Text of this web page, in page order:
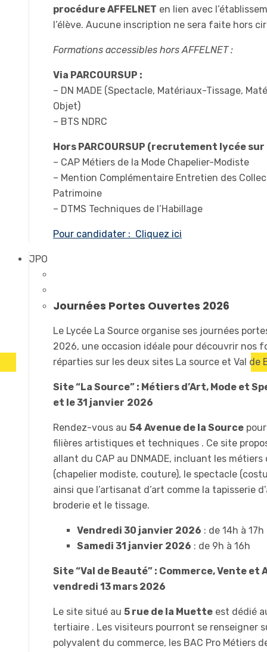
procédure AFFELNET en lien avec
l’élève. Aucune inscription ne sera faite hors
Formations accessibles hors AFFELNET :
Via PARCOURSUP :
– DN MADE (Spectacle, Matériaux-Tissage,
Objet)
– BTS NDRC
Hors PARCOURSUP (recrutement lycée sur
– CAP Métiers de la Mode Chapelier-Modiste
– Mention Complémentaire Entretien des
Patrimoine
– DTMS Techniques de l’Habillage
Pour candidater : Cliquez ici
JPO
Journées Portes Ouvertes 2026
Le Lycée La Source organise ses journées
2026, une occasion idéale pour découvrir nos
réparties sur les deux sites La source et Val de
Site “La Source” : Métiers d’Art, Mode et
et le 31 janvier 2026
Rendez-vous au 54 Avenue de la Source
filières artistiques et techniques . Ce site
allant du CAP au DNMADE, incluant les métiers
(chapelier modiste, couture), le spectacle
ainsi que l’artisanat d’art comme la tapisserie
broderie et le tissage.
Vendredi 30 janvier 2026 : de 14h à 17h
Samedi 31 janvier 2026 : de 9h à 16h
Site “Val de Beauté” : Commerce, Vente et
vendredi 13 mars 2026
Le site situé au 5 rue de la Muette est dédié
tertiaire . Les visiteurs pourront se renseigner
polyvalent du commerce, les BAC Pro Métiers